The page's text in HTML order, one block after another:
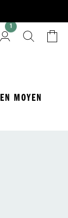
1
MOYEN